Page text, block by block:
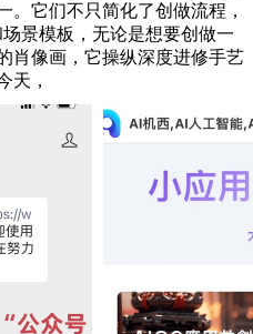
。它们不只简化了创做流程，
景模板，无论是想要创做一
肖像画，它操纵深度进修手艺
天，